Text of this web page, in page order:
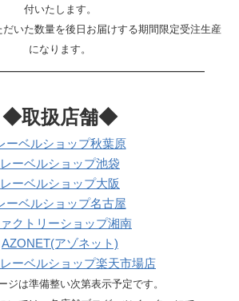
付いたします。
いた数量を後日お届けする期間限定受注生産
になります。
◆取扱店舗◆
ーベルショップ秋葉原
レーベルショップ池袋
レーベルショップ大阪
ーベルショップ名古屋
クトリーショップ湘南
AZONET(アゾネット)
ーベルショップ楽天市場店
ジは準備整い次第表示予定です。